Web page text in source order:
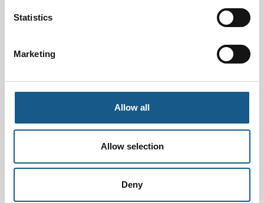
Statistics
Marketing
Allow all
Allow selection
Deny